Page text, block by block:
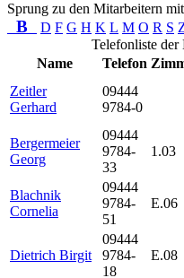
Sprung zu den Mitarbeitern
B D F G H K L M O R S
Telefonliste der
Name
Telefon
Zeitler
Gerhard
09444
9784-0
Bergermeier
Georg
09444
9784-
33
1.03
Blachnik
Cornelia
09444
9784-
51
E.06
Dietrich Birgit
09444
9784-
18
E.08